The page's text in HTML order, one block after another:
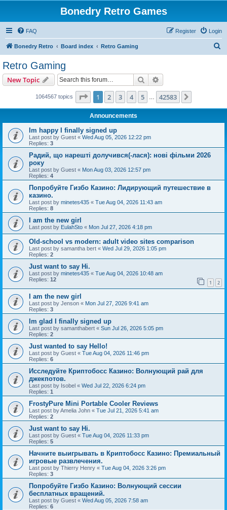
Bonedry Retro Games
FAQ Login
Register
Bonedry Retro Board index Retro Gaming
Retro Gaming
New Topic Search
1064567 topics Page 1of 42583
1 2 3 4 5 42583
Announcements
Im happy I finally signed up
Last post by Guest « Wed Aug 05, 2026 12:22 pm
Replies: 3
Радий, що нарешті долучився(-лася): нові фільми 2026
року
Last post by Guest « Mon Aug 03, 2026 12:57 pm
Replies: 4
Попробуйте Гизбо Казино: Лидирующий путешествие в
казино.
Last post by minetes435 « Tue Aug 04, 2026 11:43 am
Replies: 8
I am the new girl
Last post by EulahSto « Mon Jul 27, 2026 4:18 pm
Old-school vs modern: adult video sites comparison
Last post by samantha bert « Wed Jul 29, 2026 1:05 pm
Replies: 2
Just want to say Hi.
Last post by minetes435 « Tue Aug 04, 2026 10:48 am
Replies: 12 1 2
I am the new girl
Last post by Jenson « Mon Jul 27, 2026 9:41 am
Replies: 3
Im glad I finally signed up
Last post by samanthabert « Sun Jul 26, 2026 5:05 pm
Replies: 2
Just wanted to say Hello!
Last post by Guest « Tue Aug 04, 2026 11:46 pm
Replies: 6
Исследуйте Криптобосс Казино: Волнующий рай для
джекпотов.
Last post by Isobel « Wed Jul 22, 2026 6:24 pm
Replies: 1
FrostyPure Mini Portable Cooler Reviews
Last post byAmelia John « Tue Jul 21, 2026 5:41 am
Replies: 2
Just want to say Hi.
Last post by Guest « Tue Aug 04, 2026 11:33 pm
Replies: 5
Начните выигрывать в Криптобосс Казино: Премиальный
игровые развлечения.
Last post by Thierry Henry « Tue Aug 04, 2026 3:26 pm
Replies: 3
Попробуйте Гизбо Казино: Волнующий сессии
бесплатных вращений.
Last post by Guest « Wed Aug 05, 2026 7:58 am
Replies: 6